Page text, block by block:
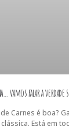
vamos falar a
de Carnes é boa?
Está em